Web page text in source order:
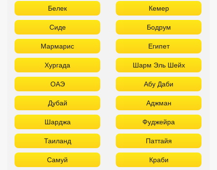
Белек Кемер
Сиде Бодрум
Мармарис Египет
Хургада Шарм Эль Шейх
ОАЭ Абу Даби
Дубай Аджман
Шарджа Фуджейра
Таиланд Паттайя
Самуй Краби